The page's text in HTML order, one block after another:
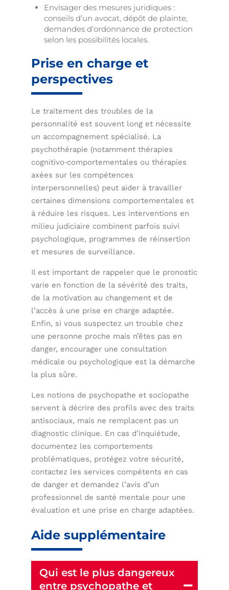
Envisager des mesures juridiques :
conseils d’un avocat, dépôt de plainte,
demandes d’ordonnance de protection
selon les possibilités locales.
Prise en charge et
perspectives
Le traitement des troubles de la
personnalité est souvent long et nécessite
un accompagnement spécialisé. La
psychothérapie (notamment thérapies
cognitivo‑comportementales ou thérapies
axées sur les compétences
interpersonnelles) peut aider à travailler
certaines dimensions comportementales et
à réduire les risques. Les interventions en
milieu judiciaire combinent parfois suivi
psychologique, programmes de réinsertion
et mesures de surveillance.
Il est important de rappeler que le pronostic
varie en fonction de la sévérité des traits,
de la motivation au changement et de
l’accès à une prise en charge adaptée.
Enfin, si vous suspectez un trouble chez
une personne proche mais n’êtes pas en
danger, encourager une consultation
médicale ou psychologique est la démarche
la plus sûre.
Les notions de psychopathe et sociopathe
servent à décrire des profils avec des traits
antisociaux, mais ne remplacent pas un
diagnostic clinique. En cas d’inquiétude,
documentez les comportements
problématiques, protégez votre sécurité,
contactez les services compétents en cas
de danger et demandez l’avis d’un
professionnel de santé mentale pour une
évaluation et une prise en charge adaptées.
Aide supplémentaire
Qui est le plus dangereux
entre psychopathe et